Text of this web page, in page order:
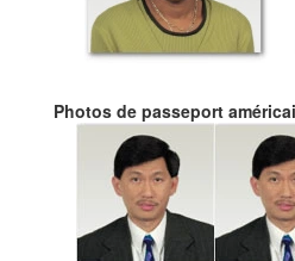
Photos de passeport